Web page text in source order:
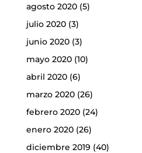
agosto 2020(5)
julio 2020(3)
junio 2020(3)
mayo 2020(10)
abril 2020(6)
marzo 2020(26)
febrero 2020(24)
enero 2020(26)
diciembre 2019 (40)